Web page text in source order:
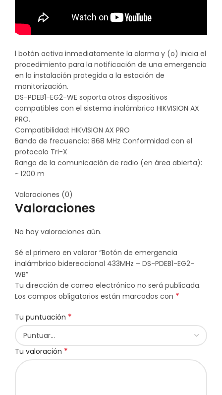
l botón activa inmediatamente la alarma y (o) inicia el
procedimiento para la notificación de una emergencia
en la instalación protegida a la estación de
monitorización.
DS-PDEB1-EG2-WE soporta otros dispositivos
compatibles con el sistema inalámbrico HIKVISION AX
PRO.
Compatibilidad: HIKVISION AX PRO
Banda de frecuencia: 868 MHz Conformidad con el
protocolo Tri-X
Rango de la comunicación de radio (en área abierta):
~ 1200 m
Valoraciones (0)
Valoraciones
No hay valoraciones aún.
Sé el primero en valorar “Botón de emergencia
inalámbrico bidereccional 433MHz – DS-PDEB1-EG2-
WB”
Tu dirección de correo electrónico no será publicada.
Los campos obligatorios están marcados con *
Tu puntuación *
Tu valoración *